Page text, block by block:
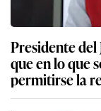
Presidente del
que en lo que
permitirse la